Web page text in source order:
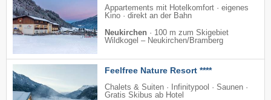
Appartements mit Hotelkomfort · eigenes
Kino · direkt an der Bahn
Neukirchen · 100 m zum Skigebiet
Wildkogel – Neukirchen/​Bramberg
Feelfree Nature Resort ****
Chalets & Suiten · Infinitypool · Saunen ·
Gratis Skibus ab Hotel